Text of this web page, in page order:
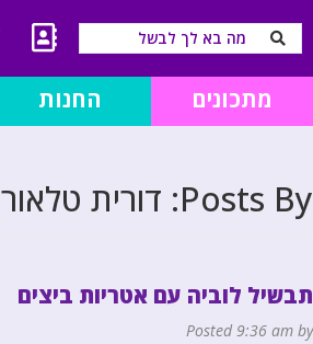
מתכונים החנות
Posts By: דורית טלאור
תבשיל לוביה עם אטריות ביצים
Posted9:36 am by